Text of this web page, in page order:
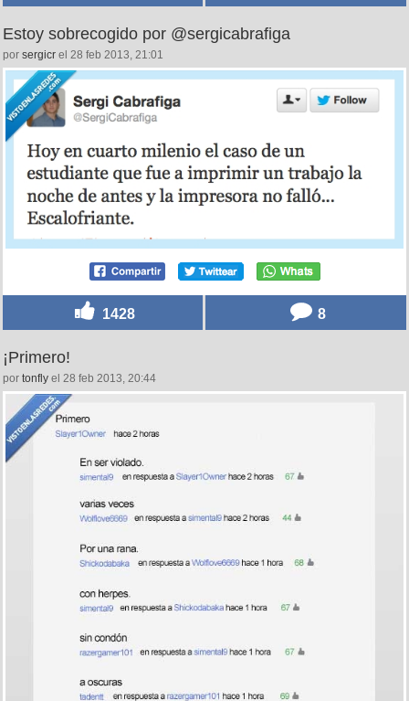
Estoy sobrecogido por @sergicabrafiga
por sergicr el 28 feb 2013, 21:01
1428 8
¡Primero!
por tonfly el 28 feb 2013, 20:44